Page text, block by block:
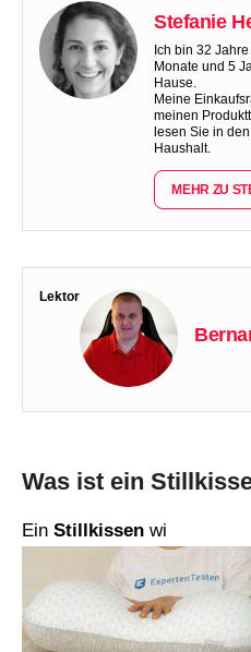
Stefanie
Ich bin 32
Monate und 5
Hause.
Meine
meinen
lesen Sie in
Haushalt.
MEHR ZU
Lektor
Was ist ein
Ein Stillkissen wi